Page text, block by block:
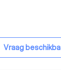
Vraag